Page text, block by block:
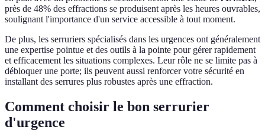
près de 48% des effractions se produisent après les heures ouvrables,
soulignant l'importance d'un service accessible à tout moment.
De plus, les serruriers spécialisés dans les urgences ont généralement
une expertise pointue et des outils à la pointe pour gérer rapidement
et efficacement les situations complexes. Leur rôle ne se limite pas à
débloquer une porte; ils peuvent aussi renforcer votre sécurité en
installant des serrures plus robustes après une effraction.
Comment choisir le bon serrurier
d'urgence